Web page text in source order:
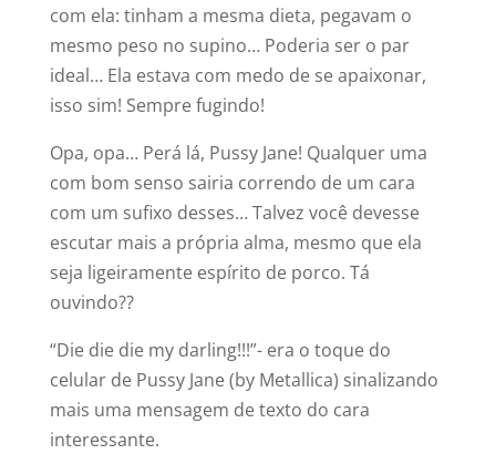
com ela: tinham a mesma dieta, pegavam o
mesmo peso no supino… Poderia ser o par
ideal… Ela estava com medo de se apaixonar,
isso sim! Sempre fugindo!
Opa, opa… Perá lá, Pussy Jane! Qualquer uma
com bom senso sairia correndo de um cara
com um sufixo desses… Talvez você devesse
escutar mais a própria alma, mesmo que ela
seja ligeiramente espírito de porco. Tá
ouvindo??
“Die die die my darling!!!”- era o toque do
celular de Pussy Jane (by Metallica) sinalizando
mais uma mensagem de texto do cara
interessante.